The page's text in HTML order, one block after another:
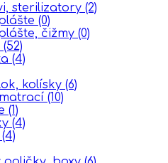
sterilizatory (2)
(0)
čižmy (0)
(52)
(4)
kolísky (6)
(10)
(1)
(4)
(4)